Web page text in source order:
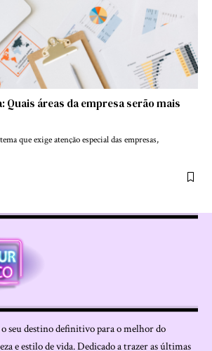
áreas da empresa serão mais
que exige atenção especial das empresas,
o seu destino definitivo para o melhor do
e estilo de vida. Dedicado a trazer as últimas